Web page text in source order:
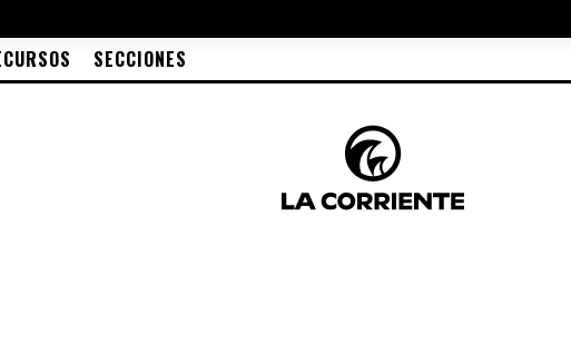
SECCIONES